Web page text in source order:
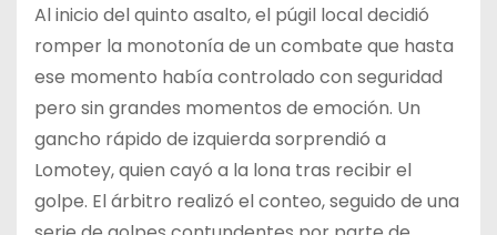
Al inicio del quinto asalto, el púgil local decidió
romper la monotonía de un combate que hasta
ese momento había controlado con seguridad
pero sin grandes momentos de emoción. Un
gancho rápido de izquierda sorprendió a
Lomotey, quien cayó a la lona tras recibir el
golpe. El árbitro realizó el conteo, seguido de una